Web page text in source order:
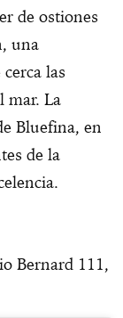
de ostiones
una
las
mar. La
Bluefina, en
de la
Bernard 111,